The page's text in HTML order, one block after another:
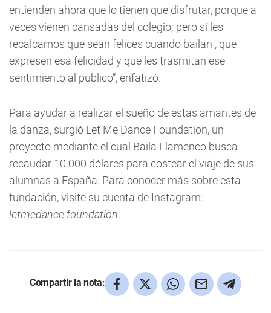
entienden ahora que lo tienen que disfrutar, porque a
veces vienen cansadas del colegio; pero sí les
recalcamos que sean felices cuando bailan , que
expresen esa felicidad y que les trasmitan ese
sentimiento al público”, enfatizó.
Para ayudar a realizar el sueño de estas amantes de
la danza, surgió Let Me Dance Foundation, un
proyecto mediante el cual Baila Flamenco busca
recaudar 10.000 dólares para costear el viaje de sus
alumnas a España. Para conocer más sobre esta
fundación, visite su cuenta de Instagram:
letmedance.foundation.
Compartir la nota: